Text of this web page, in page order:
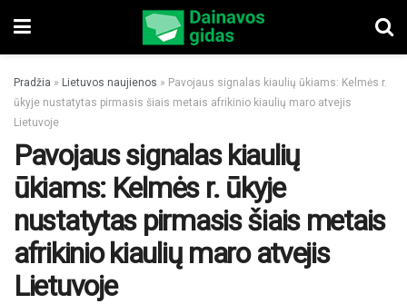
Pradžia » Lietuvos naujienos » Pavojaus signalas kiaulių ūkiams: Kelmės r.
ūkyje nustatytas pirmasis šiais metais afrikinio kiaulių maro atvejis
Lietuvoje
Pavojaus signalas kiaulių
ūkiams: Kelmės r. ūkyje
nustatytas pirmasis šiais metais
afrikinio kiaulių maro atvejis
Lietuvoje